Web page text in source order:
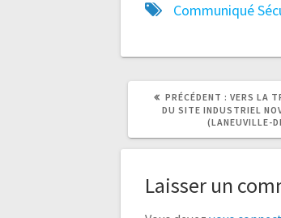
Communiqué
PRÉCÉDENT :
ARTICLE
PRÉCÉDENT
VERS LA
DU SITE INDUSTRIEL
(LANEUVILLE-
ARTICLE
SUIVANT
Laisser un